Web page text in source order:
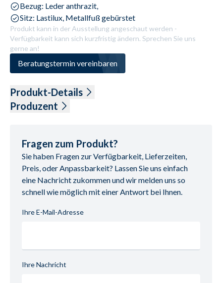
Bezug: Leder anthrazit,
Sitz: Lastilux, Metallfuß gebürstet
Produkt kann in der Ausstellung angeschaut werden -
Verfügbarkeit kann sich kurzfristig ändern. Sprechen Sie uns
gerne an!
Beratungstermin vereinbaren
Produkt-Details
Bestehend aus:
2,5-Sitzer, ca. 196cm breit Inkl. 1x Kopfstütze mit Rolle
Maße:
Sofa Sitzhöhe: ca. 47cm
Sitztiefe: ca.58 cm
ohne Deko
Produzent
11-040 Dobre Miasto
Tel: +48 (89) 615 36 50
Email: dfm@dfm.com.pl
Fragen zum Produkt?
Sie haben Fragen zur Verfügbarkeit, Lieferzeiten,
Preis, oder Anpassbarkeit? Lassen Sie uns einfach
eine Nachricht zukommen und wir melden uns so
schnell wie möglich mit einer Antwort bei Ihnen.
Ihre E-Mail-Adresse
Ihre Nachricht